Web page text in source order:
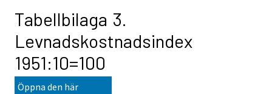
Tabellbilaga 3.
Levnadskostnadsindex
1951:10=100
Öppna den här